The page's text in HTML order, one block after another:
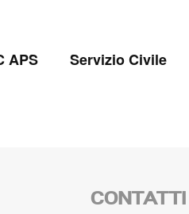
APS Servizio Civile
CONTATTI